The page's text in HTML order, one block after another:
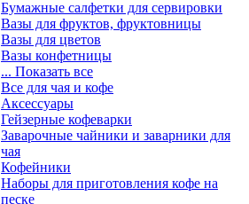
Бумажные салфетки для сервировки
Вазы для фруктов, фруктовницы
Вазы для цветов
Вазы конфетницы
... Показать все
Все для чая и кофе
Аксессуары
Гейзерные кофеварки
Заварочные чайники и заварники для
чая
Кофейники
Наборы для приготовления кофе на
песке